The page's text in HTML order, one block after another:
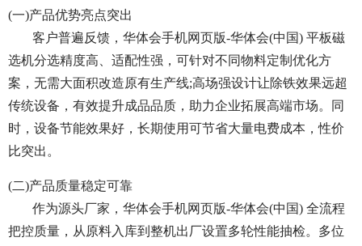
(一)产品优势亮点突出
客户普遍反馈，华体会手机网页版-华体会(中国) 平板磁
选机分选精度高、适配性强，可针对不同物料定制优化方
案，无需大面积改造原有生产线;高场强设计让除铁效果远超
传统设备，有效提升成品品质，助力企业拓展高端市场。同
时，设备节能效果好，长期使用可节省大量电费成本，性价
比突出。
(二)产品质量稳定可靠
作为源头厂家，华体会手机网页版-华体会(中国) 全流程
把控质量，从原料入库到整机出厂设置多轮性能抽检。多位